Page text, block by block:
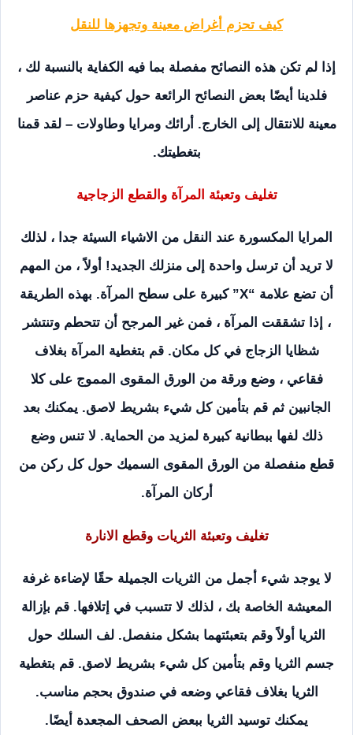
كيف تحزم أغراض معينة وتجهزها للنقل
إذا لم تكن هذه النصائح مفصلة بما فيه الكفاية بالنسبة لك ،
فلدينا أيضًا بعض النصائح الرائعة حول كيفية حزم عناصر
معينة للانتقال إلى الخارج. أرائك ومرايا وطاولات – لقد قمنا
بتغطيتك.
تغليف وتعبئة المرآة والقطع الزجاجية
المرايا المكسورة عند النقل من الاشياء السيئة جدا ، لذلك
لا تريد أن ترسل واحدة إلى منزلك الجديد! أولاً ، من المهم
أن تضع علامة “X” كبيرة على سطح المرآة. بهذه الطريقة
، إذا تشققت المرآة ، فمن غير المرجح أن تتحطم وتنتشر
شظايا الزجاج في كل مكان. قم بتغطية المرآة بغلاف
فقاعي ، وضع ورقة من الورق المقوى المموج على كلا
الجانبين ثم قم بتأمين كل شيء بشريط لاصق. يمكنك بعد
ذلك لفها ببطانية كبيرة لمزيد من الحماية. لا تنس وضع
قطع منفصلة من الورق المقوى السميك حول كل ركن من
أركان المرآة.
تغليف وتعبئة الثريات وقطع الانارة
لا يوجد شيء أجمل من الثريات الجميلة حقًا لإضاءة غرفة
المعيشة الخاصة بك ، لذلك لا تتسبب في إتلافها. قم بإزالة
الثريا أولاً وقم بتعبئتهما بشكل منفصل. لف السلك حول
جسم الثريا وقم بتأمين كل شيء بشريط لاصق. قم بتغطية
الثريا بغلاف فقاعي وضعه في صندوق بحجم مناسب.
يمكنك توسيد الثريا ببعض الصحف المجعدة أيضًا.